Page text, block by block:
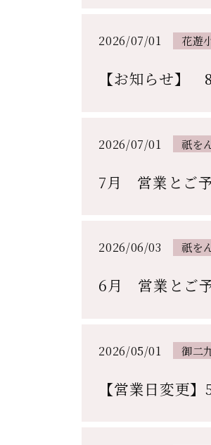
2026/07/01 花遊
【お知らせ】
2026/07/01 祇を
7月 営業とご
2026/06/03 祇を
6月 営業とご
2026/05/01 御二
【営業日変更